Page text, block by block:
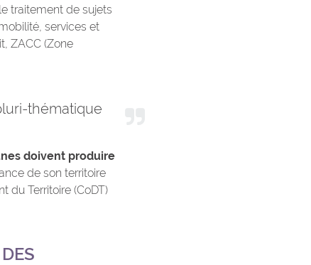
traitement de sujets
services et
ZACC (Zone
thématique
doivent produire
de son territoire
du Territoire (CoDT)